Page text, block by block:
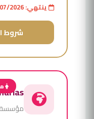
ينتهي: 27/07/2026
شروط
مؤسسة